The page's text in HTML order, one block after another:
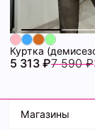
5 313 ₽7 590 ₽
Магазины